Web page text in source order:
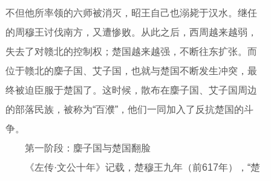
不但他所率领的六师被消灭，昭王自己也溺毙于汉水。继任
的周穆王讨伐南方，又遭惨败。从此之后，西周越来越弱，
失去了对赣北的控制权；楚国越来越强，不断往东扩张。而
位于赣北的麇子国、艾子国，也就与楚国不断发生冲突，最
终被迫臣服于楚国了。这时候，散布在麇子国、艾子国周边
的部落民族，被称为“百濮”，他们一同加入了反抗楚国的斗
争。
第一阶段：麇子国与楚国翻脸
《左传·文公十年》记载，楚穆王九年（前617年），“楚